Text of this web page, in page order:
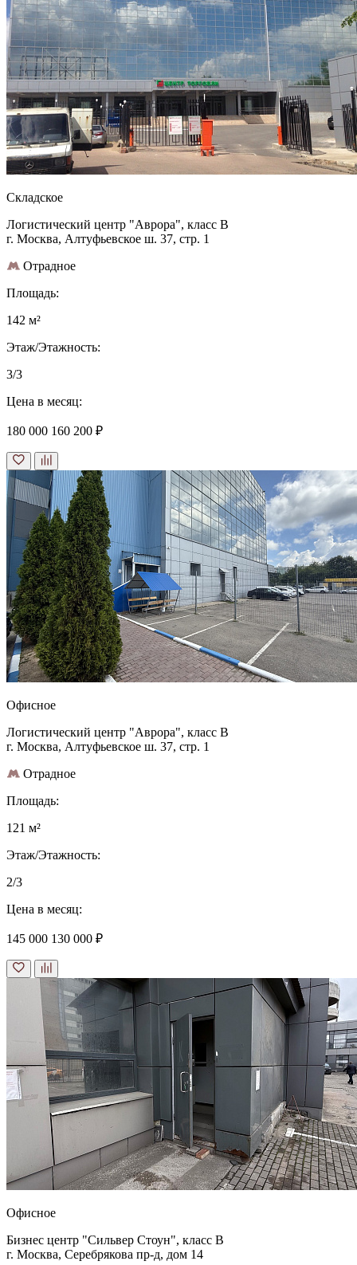
Складское
Логистический центр "Аврора", класс B
г. Москва, Алтуфьевское ш. 37, стр. 1
Отрадное
Площадь:
142 м²
Этаж/Этажность:
3/3
Цена в месяц:
180 000 160 200 ₽
Офисное
Логистический центр "Аврора", класс B
г. Москва, Алтуфьевское ш. 37, стр. 1
Отрадное
Площадь:
121 м²
Этаж/Этажность:
2/3
Цена в месяц:
145 000 130 000 ₽
Офисное
Бизнес центр "Сильвер Стоун", класс B
г. Москва, Серебрякова пр-д, дом 14